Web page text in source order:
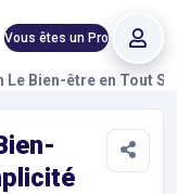
Vous êtes un Pro
Le Bien-être en Tout